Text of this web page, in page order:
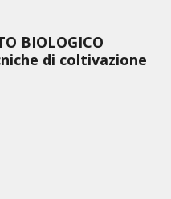
BIOLOGICO
di coltivazione